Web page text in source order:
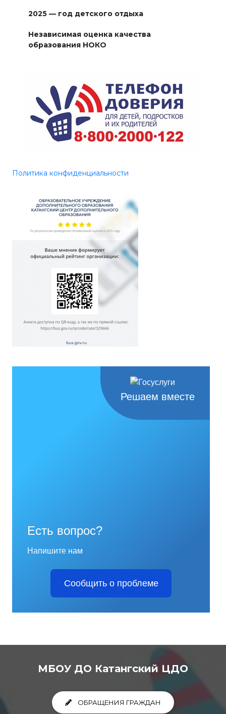
2025 — год детского отдыха
Независимая оценка качества
образования НОКО
Политика конфиденциальности
Решаем вместе
Есть вопрос?
Напишите нам
Сообщить о проблеме
МБОУ ДО Катангский ЦДО
ОБРАЩЕНИЯ ГРАЖДАН